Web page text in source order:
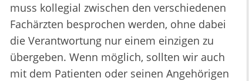
muss kollegial zwischen den verschiedenen
Fachärzten besprochen werden, ohne dabei
die Verantwortung nur einem einzigen zu
übergeben. Wenn möglich, sollten wir auch
mit dem Patienten oder seinen Angehörigen